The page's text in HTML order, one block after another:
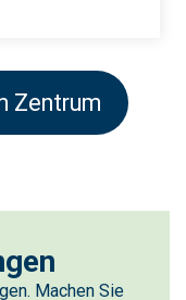
Zentrum
Machen Sie